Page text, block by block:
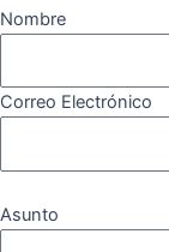
Nombre
Correo Electrónico
Asunto